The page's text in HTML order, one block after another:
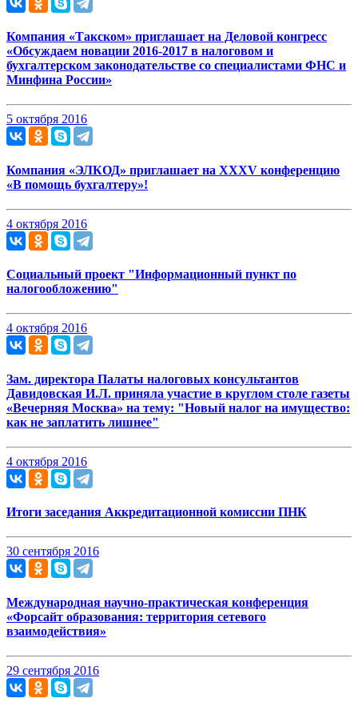
Компания «Такском» приглашает на Деловой конгресс
«Обсуждаем новации 2016-2017 в налоговом и
бухгалтерском законодательстве со специалистами ФНС и
Минфина России»
5 октября 2016
Компания «ЭЛКОД» приглашает на XXXV конференцию
«В помощь бухгалтеру»!
4 октября 2016
Социальный проект "Информационный пункт по
налогообложению"
4 октября 2016
Зам. директора Палаты налоговых консультантов
Давидовская И.Л. приняла участие в круглом столе газеты
«Вечерняя Москва» на тему: "Новый налог на имущество:
как не заплатить лишнее"
4 октября 2016
Итоги заседания Аккредитационной комиссии ПНК
30 сентября 2016
Международная научно-практическая конференция
«Форсайт образования: территория сетевого
взаимодействия»
29 сентября 2016